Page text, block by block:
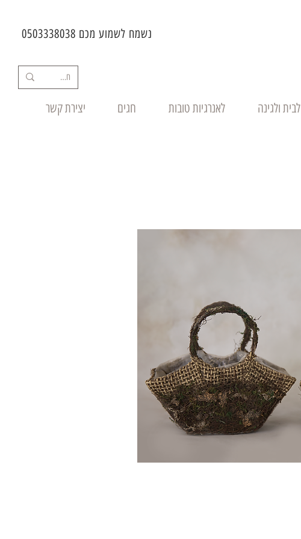
נשמח לשמוע מכם 0503338038
לבית ולגינה לאנרגיות טובות חגים יצירת קשר